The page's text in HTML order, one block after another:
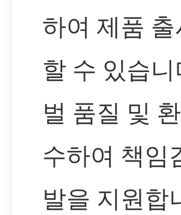
하여 제품
할 수 있습
벌 품질 및
수하여 책임
발을 지원합